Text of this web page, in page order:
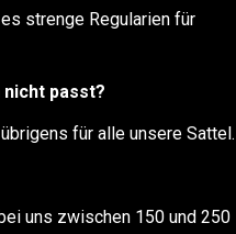
strenge Regularien für
nicht passt?
für alle unsere Sattel.
uns zwischen 150 und 250